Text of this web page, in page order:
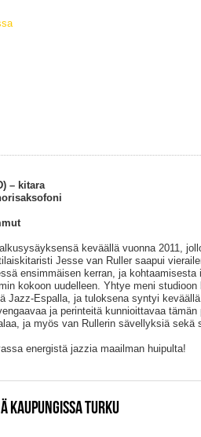
– kitara
keväällä vuonna 2011,
Jesse van Ruller saapui
ensimmäisen kerran, ja
kokoon uudelleen. Yhtye meni
Jazz-Espalla, ja tuloksena syntyi
ja perinteitä kunnioittavaa
ja myös van Rullerin sävellyksiä sekä
energistä jazzia maailman huipulta!
KAUPUNGISSA TURKU